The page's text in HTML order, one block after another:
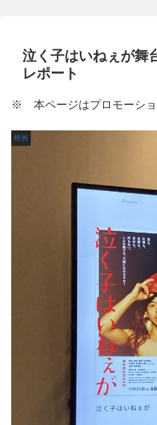
泣く子はいねぇが舞
レポート
※ 本ページはプロモーショ
映画